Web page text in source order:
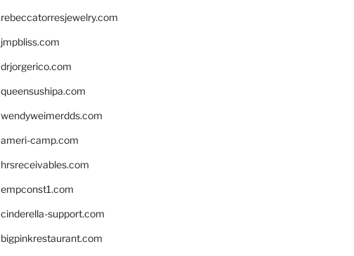
rebeccatorresjewelry.com
jmpbliss.com
drjorgerico.com
queensushipa.com
wendyweimerdds.com
ameri-camp.com
hrsreceivables.com
empconst1.com
cinderella-support.com
bigpinkrestaurant.com